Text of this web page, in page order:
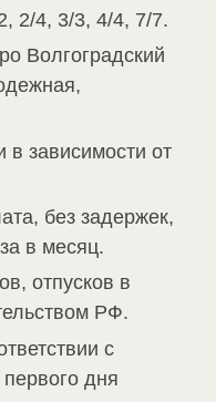
2/4, 3/3, 4/4, 7/7.
Волгоградский
в зависимости от
без задержек,
в месяц.
отпусков в
РФ.
с
дня